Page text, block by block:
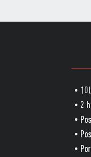
•
• 2
•
•
•